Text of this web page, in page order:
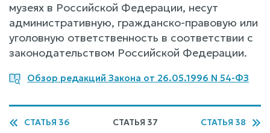
музеях в Российской Федерации, несут
административную, гражданско-правовую или
уголовную ответственность в соответствии с
законодательством Российской Федерации.
Обзор редакций Закона от 26.05.1996 N 54-ФЗ
СТАТЬЯ 36 СТАТЬЯ 37 СТАТЬЯ 38